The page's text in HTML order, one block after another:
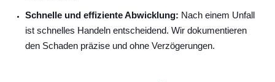
Schnelle und effiziente Abwicklung: Nach einem Unfall
ist schnelles Handeln entscheidend. Wir dokumentieren
den Schaden präzise und ohne Verzögerungen.